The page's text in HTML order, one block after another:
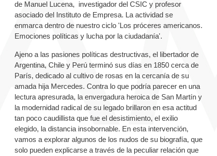
de Manuel Lucena, investigador del CSIC y profesor
asociado del Instituto de Empresa. La actividad se
enmarca dentro de nuestro ciclo 'Los próceres americanos.
Emociones políticas y lucha por la ciudadanía'.
Ajeno a las pasiones políticas destructivas, el libertador de
Argentina, Chile y Perú terminó sus días en 1850 cerca de
París, dedicado al cultivo de rosas en la cercanía de su
amada hija Mercedes. Contra lo que podría parecer en una
lectura apresurada, la envergadura heroica de San Martín y
la modernidad radical de su legado brillaron en esa actitud
tan poco caudillista que fue el desistimiento, el exilio
elegido, la distancia insobornable. En esta intervención,
vamos a explorar algunos de los nudos de su biografía, que
solo pueden explicarse a través de la peculiar relación que